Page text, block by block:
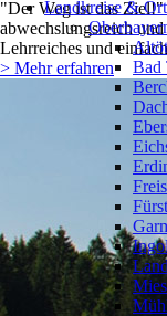
"Der Weg ist das Ziel!"
abwechslungsreich
Lehrreiches und
> Mehr erfahren
Landkreise &
Bad